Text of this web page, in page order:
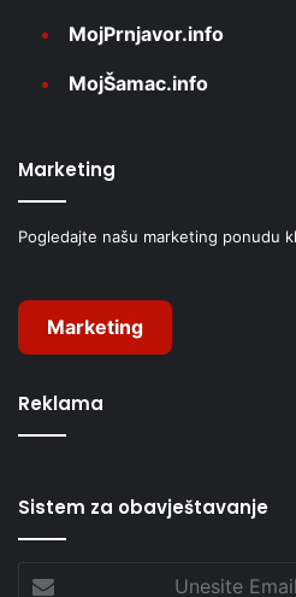
MojPrnjavor.info
MojŠamac.info
Marketing
Pogledajte našu marketing ponudu
Marketing
Reklama
Sistem za obavještavanje